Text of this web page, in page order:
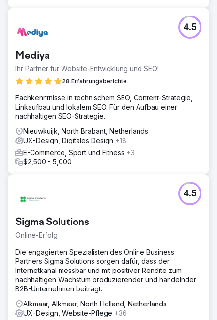
Mediya
Ihr Partner für Website-Entwicklung und SEO!
28 Erfahrungsberichte
4.5
Fachkenntnisse in technischem SEO, Content-Strategie,
Linkaufbau und lokalem SEO. Für den Aufbau einer
nachhaltigen SEO-Strategie.
Nieuwkuijk, North Brabant, Netherlands
UX-Design, Digitales Design +18
E-Commerce, Sport und Fitness +3
$2,500 - 5,000
Sigma Solutions
Online-Erfolg
4.5
Die engagierten Spezialisten des Online Business
Partners Sigma Solutions sorgen dafür, dass der
Internetkanal messbar und mit positiver Rendite zum
nachhaltigen Wachstum produzierender und handelnder
B2B-Unternehmen beiträgt.
Alkmaar, Alkmaar, North Holland, Netherlands
UX-Design, Website-Pflege +36